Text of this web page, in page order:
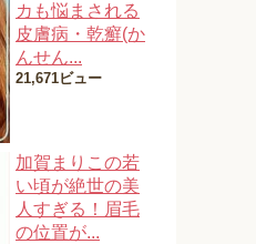
カも悩まされる
皮膚病・乾癬(か
んせん...
21,671ビュー
加賀まりこの若
い頃が絶世の美
人すぎる！眉毛
の位置が...